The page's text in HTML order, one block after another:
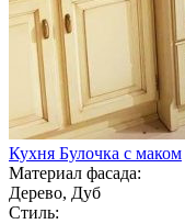
Кухня Булочка с маком
Материал фасада:
Дерево, Дуб
Стиль: